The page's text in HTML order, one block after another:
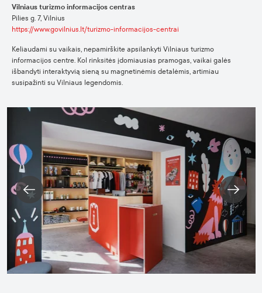
Vilniaus turizmo informacijos centras
Pilies g. 7, Vilnius
https://www.govilnius.lt/turizmo-informacijos-centrai
Keliaudami su vaikais, nepamirškite apsilankyti Vilniaus turizmo
informacijos centre. Kol rinksitės įdomiausias pramogas, vaikai galės
išbandyti interaktyvią sieną su magnetinėmis detalėmis, artimiau
susipažinti su Vilniaus legendomis.